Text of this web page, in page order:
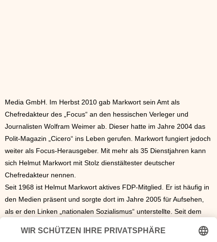
Media GmbH. Im Herbst 2010 gab Markwort sein Amt als
Chefredakteur des „Focus“ an den hessischen Verleger und
Journalisten Wolfram Weimer ab. Dieser hatte im Jahre 2004 das
Polit-Magazin „Cicero“ ins Leben gerufen. Markwort fungiert jedoch
weiter als Focus-Herausgeber. Mit mehr als 35 Dienstjahren kann
sich Helmut Markwort mit Stolz dienstältester deutscher
Chefredakteur nennen.
Seit 1968 ist Helmut Markwort aktives FDP-Mitglied. Er ist häufig in
den Medien präsent und sorgte dort im Jahre 2005 für Aufsehen,
als er den Linken „nationalen Sozialismus“ unterstellte. Seit dem
Stammtisch“, welche im Bayrischen Fernsehen ausgestrahlt wird.